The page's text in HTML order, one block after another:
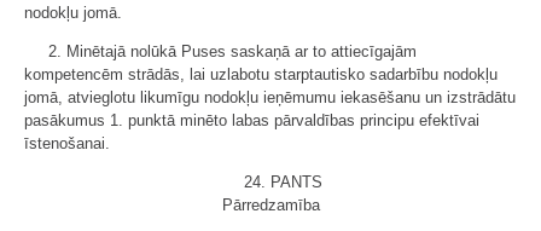
nodokļu jomā.
2. Minētajā nolūkā Puses saskaņā ar to attiecīgajām
kompetencēm strādās, lai uzlabotu starptautisko sadarbību nodokļu
jomā, atvieglotu likumīgu nodokļu ieņēmumu iekasēšanu un izstrādātu
pasākumus 1. punktā minēto labas pārvaldības principu efektīvai
īstenošanai.
24. PANTS
Pārredzamība